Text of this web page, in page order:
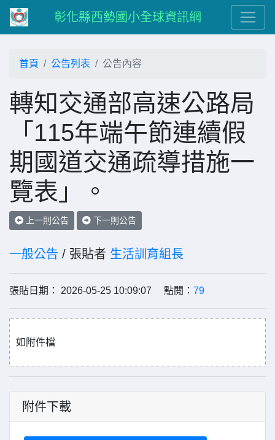
彰化縣西勢國小全球資訊網
首頁 公告列表 公告內容
轉知交通部高速公路局
「115年端午節連續假
期國道交通疏導措施一
覽表」。
上一則公告 下一則公告
一般公告 / 張貼者 生活訓育組長
張貼日期： 2026-05-25 10:09:07 點閱： 79
如附件檔
附件下載